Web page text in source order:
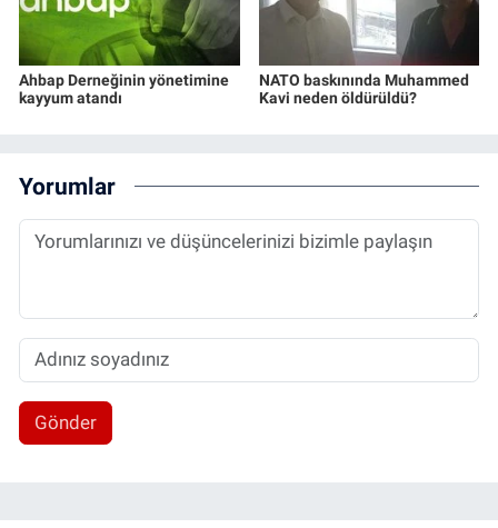
Ahbap Derneğinin yönetimine
kayyum atandı
NATO baskınında Muhammed
Kavi neden öldürüldü?
Yorumlar
Gönder